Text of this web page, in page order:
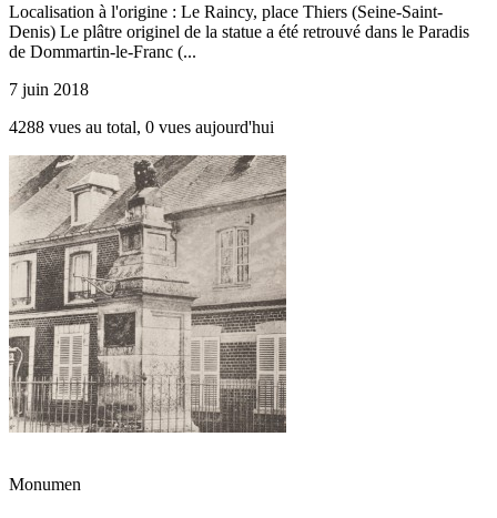
Localisation à l'origine : Le Raincy, place Thiers (Seine-Saint-
Denis) Le plâtre originel de la statue a été retrouvé dans le Paradis
de Dommartin-le-Franc (...
7 juin 2018
4288 vues au total, 0 vues aujourd'hui
Monumen